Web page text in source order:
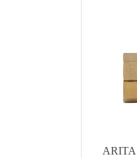
ARITA